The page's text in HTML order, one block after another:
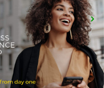
LISBON DOWNTOWN CITY CENTER